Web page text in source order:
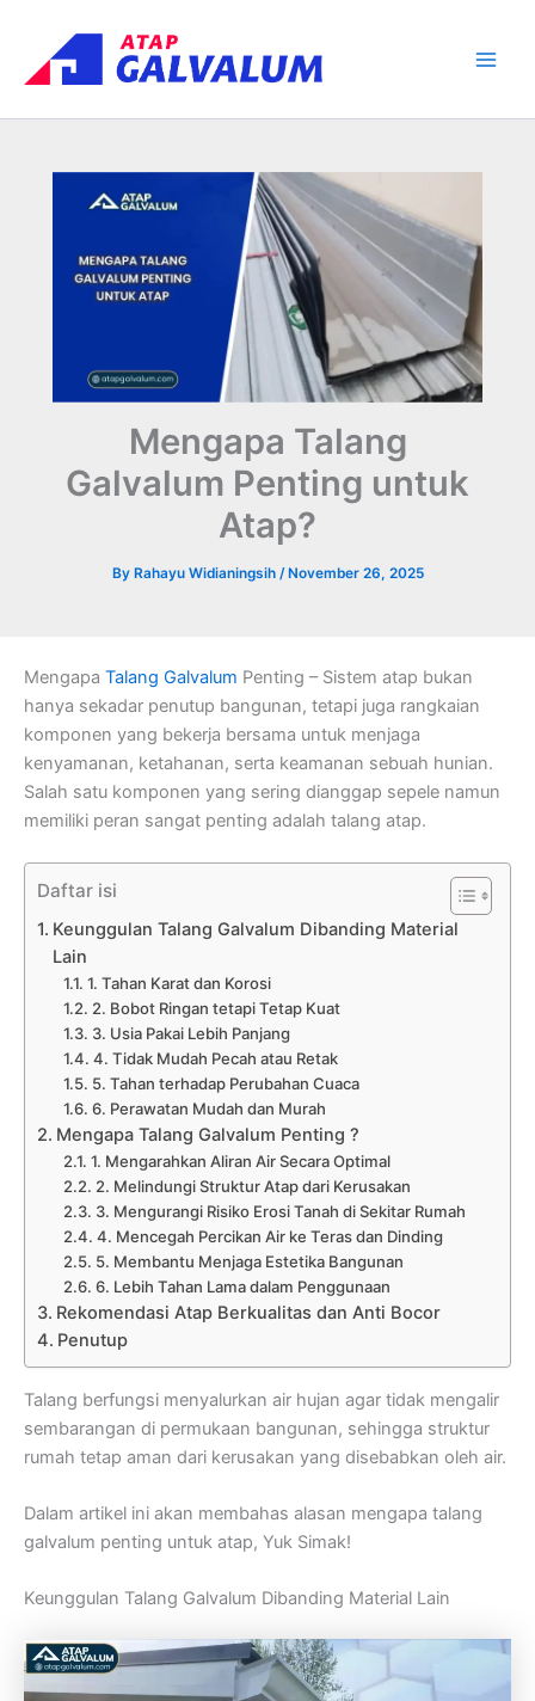
content
Mengapa Talang
Galvalum Penting untuk
Atap?
By Rahayu Widianingsih / November 26, 2025
Mengapa Talang Galvalum Penting – Sistem atap bukan
hanya sekadar penutup bangunan, tetapi juga rangkaian
komponen yang bekerja bersama untuk menjaga
kenyamanan, ketahanan, serta keamanan sebuah hunian.
Salah satu komponen yang sering dianggap sepele namun
memiliki peran sangat penting adalah talang atap.
Daftar isi
Keunggulan Talang Galvalum Dibanding Material
Lain
1. Tahan Karat dan Korosi
2. Bobot Ringan tetapi Tetap Kuat
3. Usia Pakai Lebih Panjang
4. Tidak Mudah Pecah atau Retak
5. Tahan terhadap Perubahan Cuaca
6. Perawatan Mudah dan Murah
Mengapa Talang Galvalum Penting ?
1. Mengarahkan Aliran Air Secara Optimal
2. Melindungi Struktur Atap dari Kerusakan
3. Mengurangi Risiko Erosi Tanah di Sekitar Rumah
4. Mencegah Percikan Air ke Teras dan Dinding
5. Membantu Menjaga Estetika Bangunan
6. Lebih Tahan Lama dalam Penggunaan
Rekomendasi Atap Berkualitas dan Anti Bocor
Penutup
Talang berfungsi menyalurkan air hujan agar tidak mengalir
sembarangan di permukaan bangunan, sehingga struktur
rumah tetap aman dari kerusakan yang disebabkan oleh air.
Dalam artikel ini akan membahas alasan mengapa talang
galvalum penting untuk atap, Yuk Simak!
Keunggulan Talang Galvalum Dibanding Material Lain